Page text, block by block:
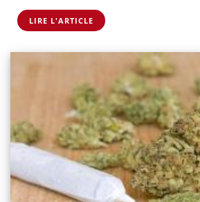
LIRE L'ARTICLE